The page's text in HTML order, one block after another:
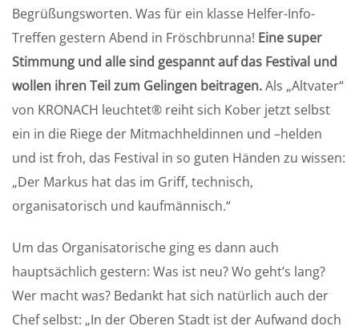
Begrüßungsworten. Was für ein klasse Helfer-Info-
Treffen gestern Abend in Fröschbrunna! Eine super
Stimmung und alle sind gespannt auf das Festival und
wollen ihren Teil zum Gelingen beitragen.Als „Altvater“
von KRONACH leuchtet® reiht sich Kober jetzt selbst
ein in die Riege der Mitmachheldinnen und –helden
und ist froh, das Festival in so guten Händen zu wissen:
„Der Markus hat das im Griff, technisch,
organisatorisch und kaufmännisch.“
Um das Organisatorische ging es dann auch
hauptsächlich gestern: Was ist neu? Wo geht’s lang?
Wer macht was? Bedankt hat sich natürlich auch der
Chef selbst: „In der Oberen Stadt ist der Aufwand doch